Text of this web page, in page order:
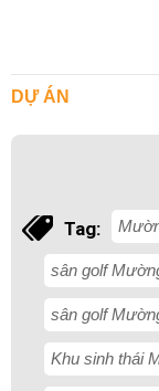
DỰ ÁN
Tag:
sân golf
sân golf
Khu sinh thái